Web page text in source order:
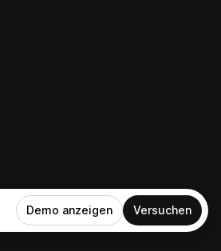
Demo anzeigen Versuchen